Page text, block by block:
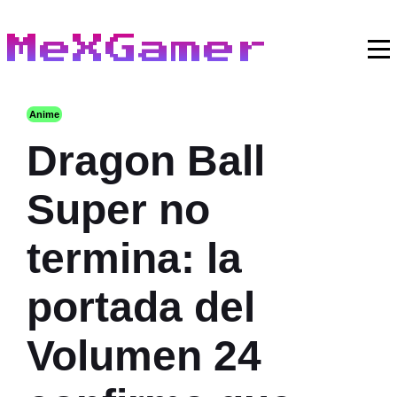
MeXGamer
Anime
Dragon Ball
Super no
termina: la
portada del
Volumen 24